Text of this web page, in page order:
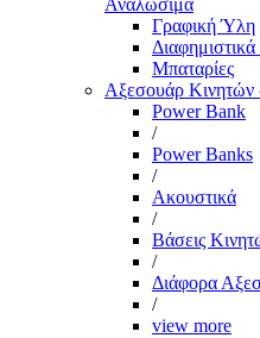
Αναλώσιμα
Γραφική Ύλη
Μπαταρίες
Αξεσουάρ Κινητών
Power Bank
/
Power Banks
/
Ακουστικά
/
Βάσεις
/
Διάφορα
/
view more